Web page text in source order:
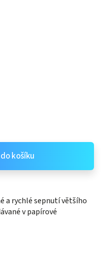
košíku
a rychlé sepnutí většího
v papírové